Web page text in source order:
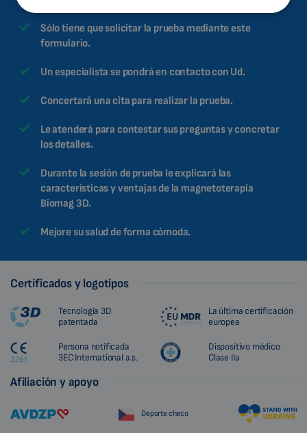
Sólo tiene que solicitar la prueba mediante este
formulario.
Un especialista se pondrá en contacto con Ud.
Concertará una cita para realizar la prueba.
Le atenderá para contestar sus preguntas y concretar
los detalles.
Durante la sesión de prueba le explicará las
características y ventajas de la magnetoterapia
Biomag 3D.
Mejore su salud de forma cómoda.
Certificados y logotipos
Tecnología 3D
patentada
La última certificación
europea
Persona notificada
3EC International a.s.
Dispositivo médico
Clase IIa
Afiliación y apoyo
Deporte checo
CHINESE (TRADITIONAL)
CZECH